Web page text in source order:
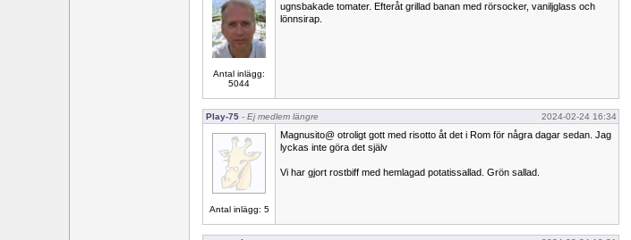
Antal inlägg:
5044
ugnsbakade tomater. Efteråt grillad banan med rörsocker, vaniljglass och
lönnsirap.
Play-75 - Ej medlem längre 2024-02-24 16:34
Antal inlägg: 5
Magnusito@ otroligt gott med risotto åt det i Rom för några dagar sedan. Jag
lyckas inte göra det själv
Vi har gjort rostbiff med hemlagad potatissallad. Grön sallad.